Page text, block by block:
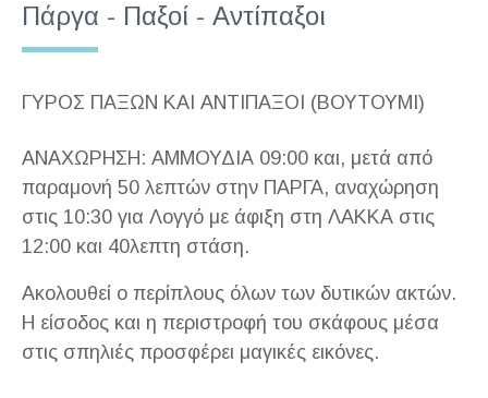
Πάργα - Παξοί - Αντίπαξοι
ΓΥΡΟΣ ΠΑΞΩΝ ΚΑΙ ΑΝΤΙΠΑΞΟΙ (ΒΟΥΤΟΥΜΙ)
ΑΝΑΧΩΡΗΣΗ: ΑΜΜΟΥΔΙΑ 09:00 και, μετά από
παραμονή 50 λεπτών στην ΠΑΡΓΑ, αναχώρηση
στις 10:30 για Λογγό με άφιξη στη ΛΑΚΚΑ στις
12:00 και 40λεπτη στάση.
Ακολουθεί ο περίπλους όλων των δυτικών ακτών.
Η είσοδος και η περιστροφή του σκάφους μέσα
στις σπηλιές προσφέρει μαγικές εικόνες.